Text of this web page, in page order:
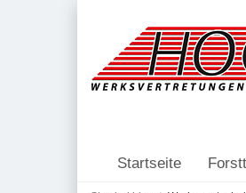
Startseite